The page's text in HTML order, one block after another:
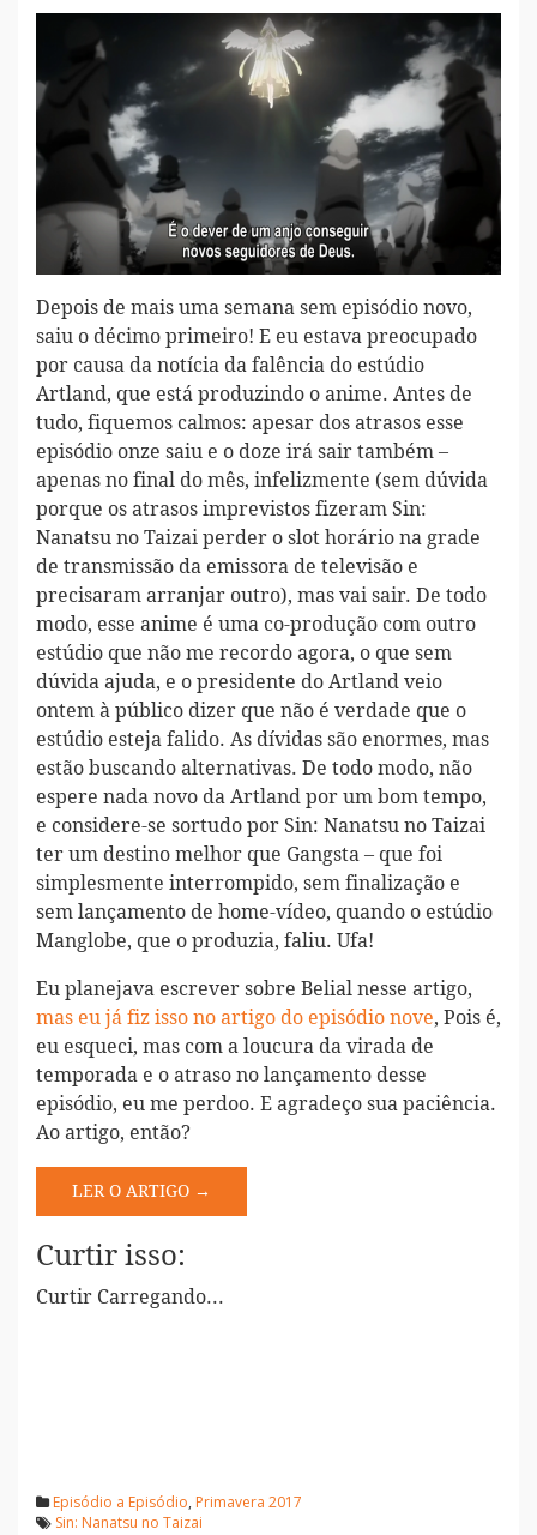
Depois de mais uma semana sem episódio novo,
saiu o décimo primeiro! E eu estava preocupado
por causa da notícia da falência do estúdio
Artland, que está produzindo o anime. Antes de
tudo, fiquemos calmos: apesar dos atrasos esse
episódio onze saiu e o doze irá sair também –
apenas no final do mês, infelizmente (sem dúvida
porque os atrasos imprevistos fizeram Sin:
Nanatsu no Taizai perder o slot horário na grade
de transmissão da emissora de televisão e
precisaram arranjar outro), mas vai sair. De todo
modo, esse anime é uma co-produção com outro
estúdio que não me recordo agora, o que sem
dúvida ajuda, e o presidente do Artland veio
ontem à público dizer que não é verdade que o
estúdio esteja falido. As dívidas são enormes, mas
estão buscando alternativas. De todo modo, não
espere nada novo da Artland por um bom tempo,
e considere-se sortudo por Sin: Nanatsu no Taizai
ter um destino melhor que Gangsta – que foi
simplesmente interrompido, sem finalização e
sem lançamento de home-vídeo, quando o estúdio
Manglobe, que o produzia, faliu. Ufa!
Eu planejava escrever sobre Belial nesse artigo,
mas eu já fiz isso no artigo do episódio nove, Pois é,
eu esqueci, mas com a loucura da virada de
temporada e o atraso no lançamento desse
episódio, eu me perdoo. E agradeço sua paciência.
Ao artigo, então?
LER O ARTIGO →
Curtir isso:
Curtir Carregando...
Episódio a Episódio, Primavera 2017
Sin: Nanatsu no Taizai